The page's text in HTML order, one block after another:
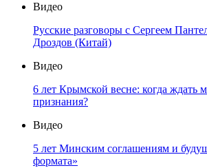
Видео
Русские разговоры с Сергеем
Дроздов (Китай)
Видео
6 лет Крымской весне: когда ждать
признания?
Видео
5 лет Минским соглашениям и
формата»